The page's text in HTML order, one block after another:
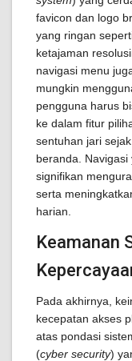
favicon dan logo
yang ringan
ketajaman
navigasi menu
mungkin
pengguna harus
ke dalam fitur
sentuhan jari
beranda.
signifikan
serta
harian.
Keamanan
Pada akhirnya,
kecepatan akses
atas pondasi
(cyber security)